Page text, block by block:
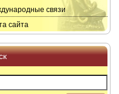
связи
сайта